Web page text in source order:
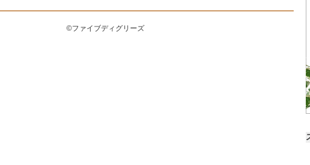
©ファイブディグリーズ